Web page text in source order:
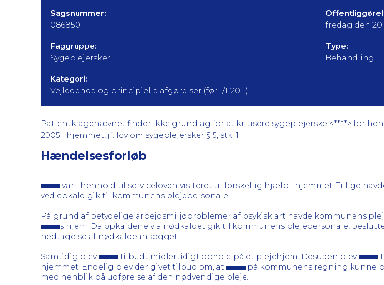
Sagsnummer:
0868501
fredag den
Faggruppe:
Sygeplejersker
Type:
Behandling
Kategori:
Vejledende og principielle afgørelser (før 1/1-2011)
Patientklagenævnet finder ikke grundlag for at kritisere sygeplejerske <****> for
2005 i hjemmet, jf. lov om sygeplejersker § 5, stk. 1
Hændelsesforløb
var i henhold til serviceloven visiteret til forskellig hjælp i hjemmet. Tillige
ved opkald gik til kommunens plejepersonale.
På grund af betydelige arbejdsmiljøproblemer af psykisk art havde kommunens
s hjem. Da opkaldene via nødkaldet gik til kommunens plejepersonale,
nedtagelse af nødkaldeanlægget.
Samtidig blev tilbudt midlertidigt ophold på et plejehjem. Desuden blev
hjemmet. Endelig blev der givet tilbud om, at
på kommunens regning kunne
med henblik på udførelse af den nødvendige pleje.